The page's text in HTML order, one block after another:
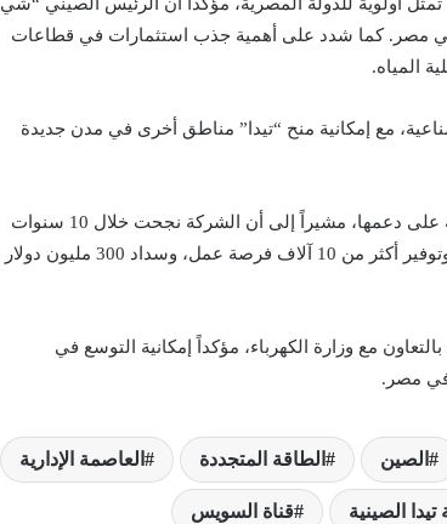
أولوية للدولة المصرية، مؤكداً أن الرئيس الصيني “شي
في مصر. كما شدد على أهمية جذب استثمارات في قطاعات
المياه.
مع إمكانية منح “تيدا” مناطق أخرى في مدن جديدة
من جانبه، أعرب تشو دي فو عن شكره للحكومة المصرية على دعمها، مشيراً إلى أن الشركة نجحت خلال 10 سنوات
في جذب 200 شركة باستثمارات بلغت 3 مليارات دولار، وتوفير أكثر من 10 آلاف فرصة عمل، وسداد 300 مليون دولار
مع وزارة الكهرباء، مؤكداً إمكانية التوسع في
في مصر.
الصين الطاقة المتجددة العاصمة الإدارية
الصينية قناة السويس